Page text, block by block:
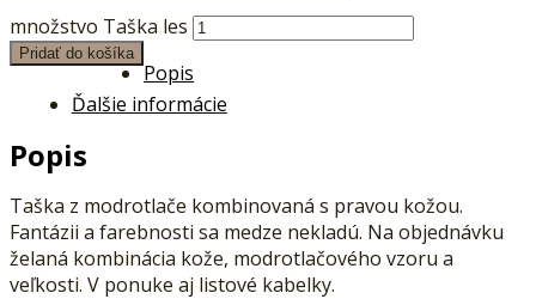
množstvo Taška les
Pridať do košíka
Popis
Ďalšie informácie
Popis
Taška z modrotlače kombinovaná s pravou kožou.
Fantázii a farebnosti sa medze nekladú. Na objednávku
želaná kombinácia kože, modrotlačového vzoru a
veľkosti. V ponuke aj listové kabelky.